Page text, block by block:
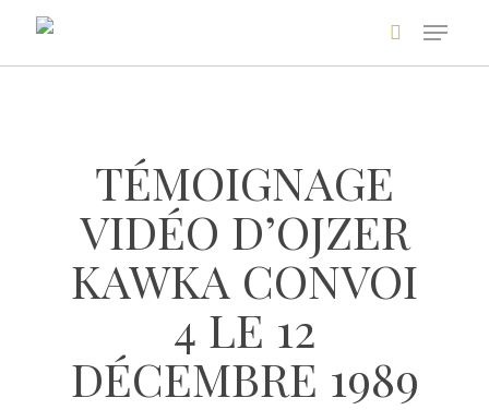
main
TÉMOIGNAGE
VIDÉO D’OJZER
KAWKA CONVOI
4 LE 12
DÉCEMBRE 1989